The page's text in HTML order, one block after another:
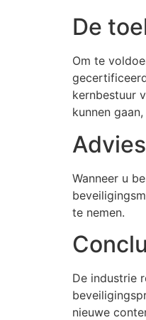
De
Om te
kernbestuur
kunnen
Wanneer u
te nemen.
De industrie
nieuwe